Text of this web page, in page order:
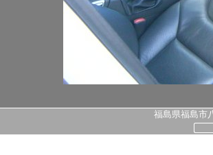
福島県福島市